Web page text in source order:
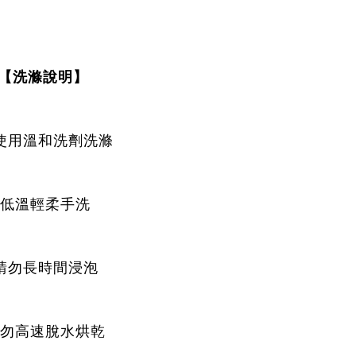
洗滌說明】
用溫和洗劑洗滌
溫輕柔手洗
勿長時間浸泡
高速脫水烘乾